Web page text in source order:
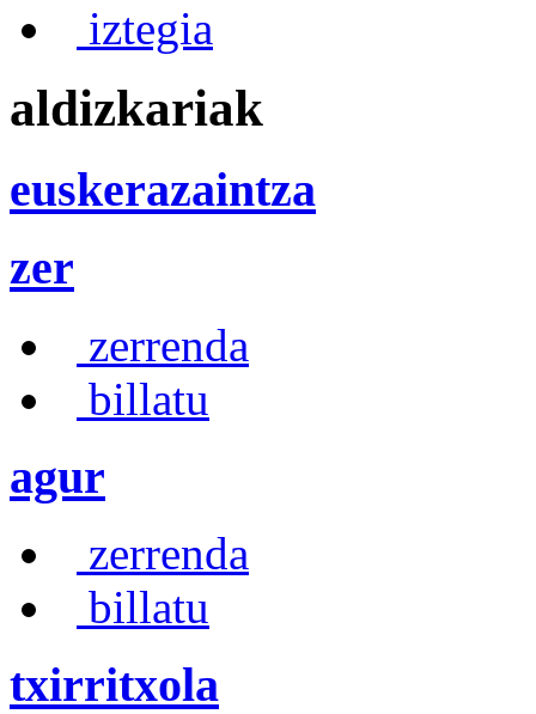
iztegia
aldizkariak
euskerazaintza
zer
zerrenda
billatu
agur
zerrenda
billatu
txirritxola